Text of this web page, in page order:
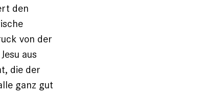
den
von der
aus
die der
ganz gut